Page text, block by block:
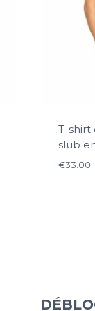
T-shirt
slub
€33.00